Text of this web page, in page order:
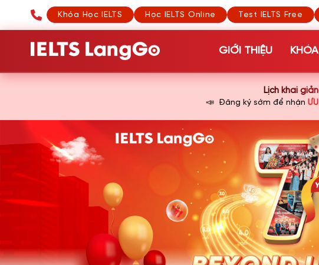
Khóa Học IELTS Học IELTS Online Test IELTS Free
GIỚI THIỆU
Lịch khai
📣 Đăng ký sớm để nhận